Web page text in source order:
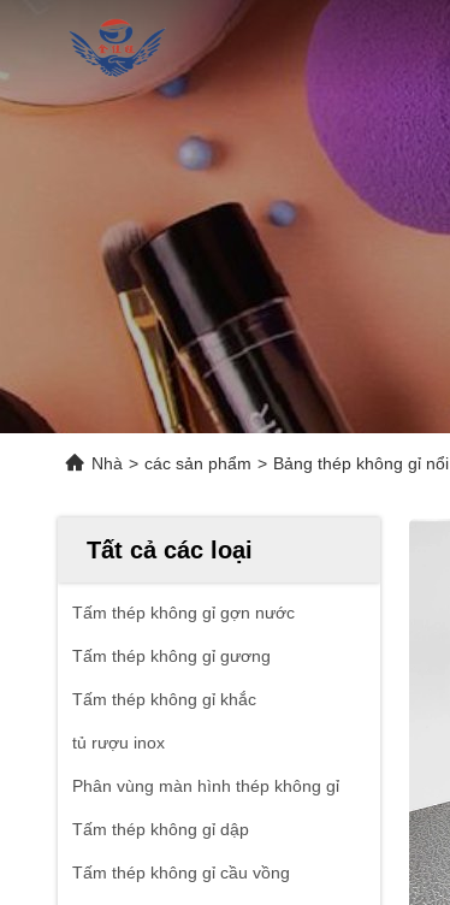
Nhà > các sản phẩm > Bảng thép không gỉ nổi
Tất cả các loại
Tấm thép không gỉ gợn nước
Tấm thép không gỉ gương
Tấm thép không gỉ khắc
tủ rượu inox
Phân vùng màn hình thép không gỉ
Tấm thép không gỉ dập
Tấm thép không gỉ cầu vồng